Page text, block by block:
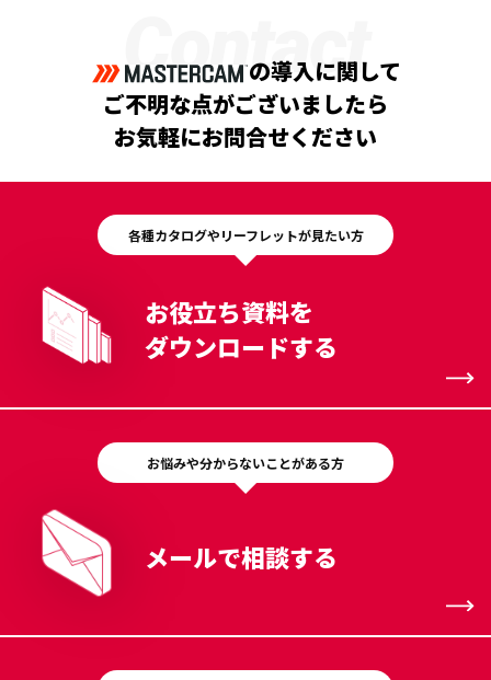
Contact
の導入に関して
ご不明な点がございましたら
お気軽にお問合せください
各種カタログやリーフレットが見たい方
お役立ち資料を
ダウンロードする
お悩みや分からないことがある方
メールで相談する